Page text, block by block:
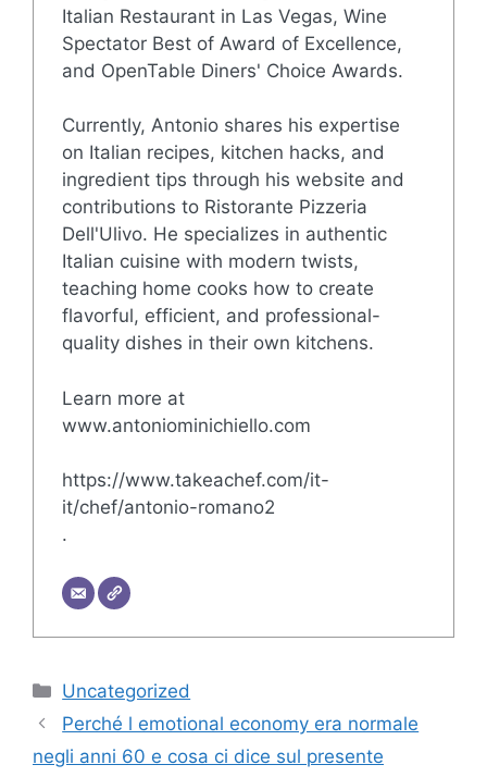
Italian Restaurant in Las Vegas, Wine
Spectator Best of Award of Excellence,
and OpenTable Diners' Choice Awards.
Currently, Antonio shares his expertise
on Italian recipes, kitchen hacks, and
ingredient tips through his website and
contributions to Ristorante Pizzeria
Dell'Ulivo. He specializes in authentic
Italian cuisine with modern twists,
teaching home cooks how to create
flavorful, efficient, and professional-
quality dishes in their own kitchens.
Learn more at
www.antoniominichiello.com
https://www.takeachef.com/it-
it/chef/antonio-romano2
.
Categorie
Uncategorized
Perché l emotional economy era normale
negli anni 60 e cosa ci dice sul presente